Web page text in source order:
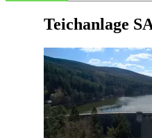
Teichanlage